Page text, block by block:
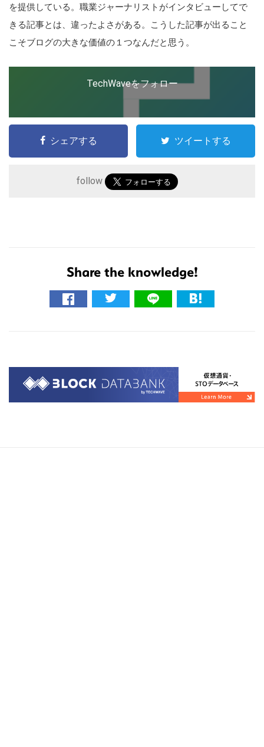
を提供している。職業ジャーナリストがインタビューしてで
きる記事とは、違ったよさがある。こうした記事が出ること
こそブログの大きな価値の１つなんだと思う。
TechWaveをフォロー
シェアする ツイートする
follow
Share the knowledge!
ト
検